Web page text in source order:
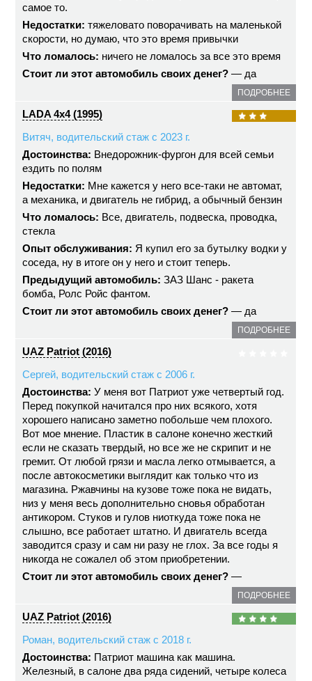
самое то.
Недостатки: тяжеловато поворачивать на маленькой
скорости, но думаю, что это время привычки
Что ломалось: ничего не ломалось за все это время
Стоит ли этот автомобиль своих денег? — да
ПОДРОБНЕЕ
LADA 4x4 (1995)
Витяч, водительский стаж с 2023 г.
Достоинства: Внедорожник-фургон для всей семьи
ездить по полям
Недостатки: Мне кажется у него все-таки не автомат,
а механика, и двигатель не гибрид, а обычный бензин
Что ломалось: Все, двигатель, подвеска, проводка,
стекла
Опыт обслуживания: Я купил его за бутылку водки у
соседа, ну в итоге он у него и стоит теперь.
Предыдущий автомобиль: ЗАЗ Шанс - ракета
бомба, Ролс Ройс фантом.
Стоит ли этот автомобиль своих денег? — да
ПОДРОБНЕЕ
UAZ Patriot (2016)
Сергей, водительский стаж с 2006 г.
Достоинства: У меня вот Патриот уже четвертый год.
Перед покупкой начитался про них всякого, хотя
хорошего написано заметно побольше чем плохого.
Вот мое мнение. Пластик в салоне конечно жесткий
если не сказать твердый, но все же не скрипит и не
гремит. От любой грязи и масла легко отмывается, а
после автокосметики выглядит как только что из
магазина. Ржавчины на кузове тоже пока не видать,
низ у меня весь дополнительно сновья обработан
антикором. Стуков и гулов ниоткуда тоже пока не
слышно, все работает штатно. И двигатель всегда
заводится сразу и сам ни разу не глох. За все годы я
никогда не сожалел об этом приобретении.
Стоит ли этот автомобиль своих денег? —
ПОДРОБНЕЕ
UAZ Patriot (2016)
Роман, водительский стаж с 2018 г.
Достоинства: Патриот машина как машина.
Железный, в салоне два ряда сидений, четыре колеса